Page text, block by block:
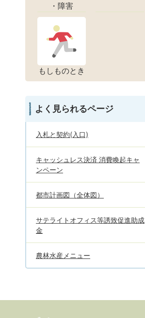
・障害
もしものとき
よく見られるページ
入札と契約(入口)
キャッシュレス決済 消費喚起キャ
ンペーン
都市計画図（全体図）
サテライトオフィス等誘致促進助成
金
農林水産メニュー